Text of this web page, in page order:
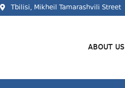
Tbilisi, Mikheil Tamarashvili Street
ABOUT US